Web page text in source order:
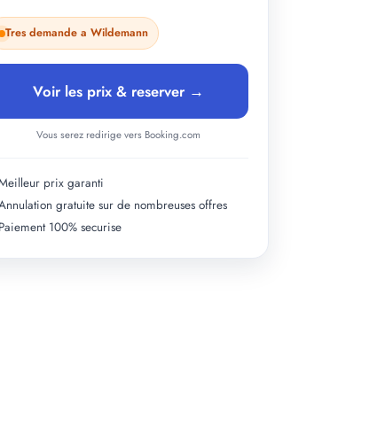
Tres demande a Wildemann
Voir les prix & reserver →
Vous serez redirige vers Booking.com
prix garanti
gratuite sur de nombreuses offres
Paiement 100% securise